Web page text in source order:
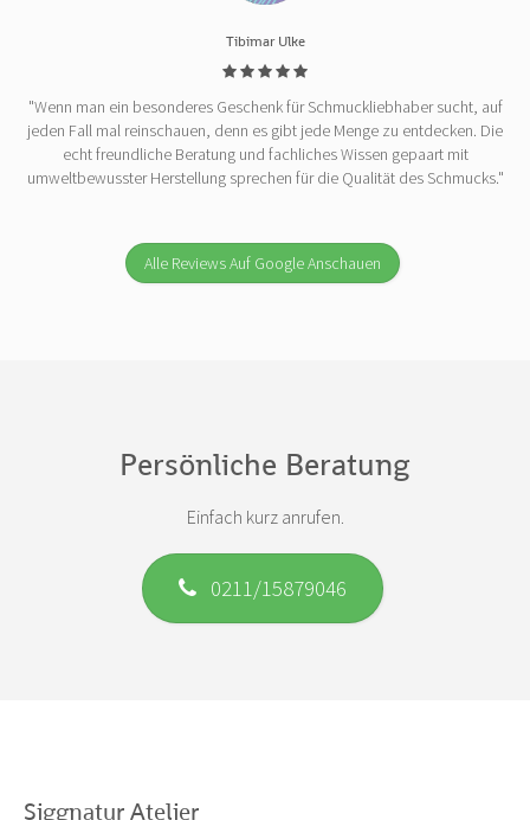
Tibimar Ulke
"Wenn man ein besonderes Geschenk für Schmuckliebhaber sucht, auf
jeden Fall mal reinschauen, denn es gibt jede Menge zu entdecken. Die
echt freundliche Beratung und fachliches Wissen gepaart mit
umweltbewusster Herstellung sprechen für die Qualität des Schmucks."
Alle Reviews Auf Google Anschauen
Persönliche Beratung
Einfach kurz anrufen.
0211/15879046
Siggnatur Atelier